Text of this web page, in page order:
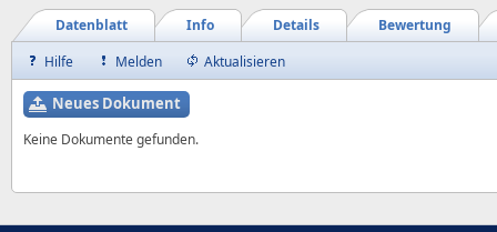
Bewertung
Details
Info
Datenblatt
Hilfe
Melden Aktualisieren
Neues Dokument
Keine Dokumente gefunden.